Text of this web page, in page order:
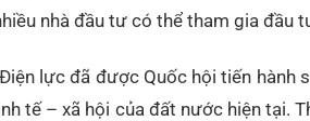
nhà đầu tư có thể tham gia đầu
lực đã được Quốc hội tiến
tế – xã hội của đất nước hiện tại.